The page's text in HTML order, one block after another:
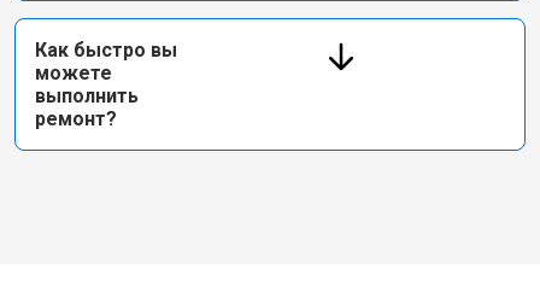
Как быстро вы
можете
выполнить
ремонт?